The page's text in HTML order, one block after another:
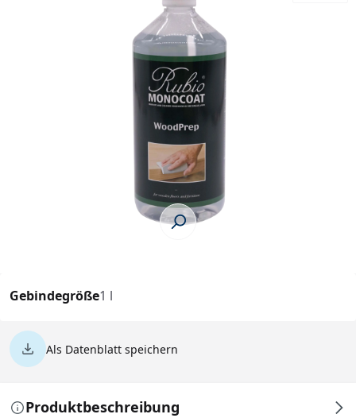
Gebindegröße1 l
Als Datenblatt speichern
Produktbeschreibung